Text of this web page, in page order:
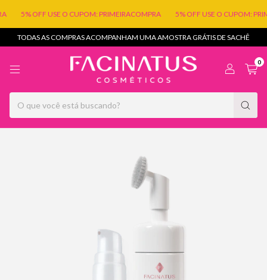
5% OFF USE O CUPOM: PRIMEIRACOMPRA 5% OFF USE O CUPOM:
TODAS AS COMPRAS ACOMPANHAM UMA AMOSTRA GRÁTIS DE SACHÊ
0